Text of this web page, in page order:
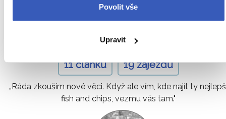
Povolit vše
Upravit
Eva Staňková
11 článků 19 zájezdů
„Ráda zkouším nové věci. Když ale vím, kde najít ty
fish and chips, vezmu vás tam."